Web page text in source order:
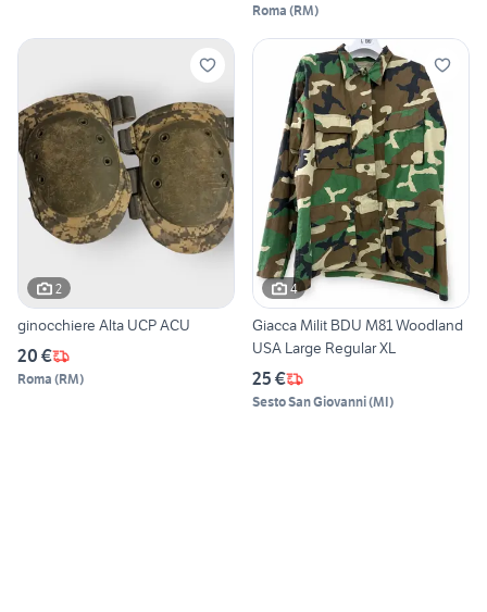
Roma (RM)
2
ginocchiere Alta UCP ACU
20 €
Roma (RM)
4
Giacca Milit BDU M81 Woodland
USA Large Regular XL
25 €
Sesto San Giovanni(MI)